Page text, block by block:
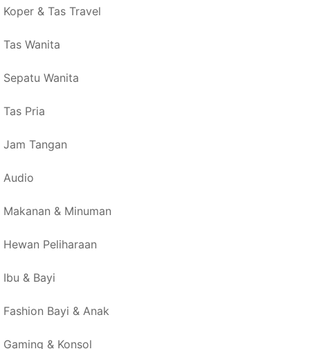
Koper & Tas Travel
Tas Wanita
Sepatu Wanita
Tas Pria
Jam Tangan
Audio
Makanan & Minuman
Hewan Peliharaan
Ibu & Bayi
Fashion Bayi & Anak
Gaming & Konsol